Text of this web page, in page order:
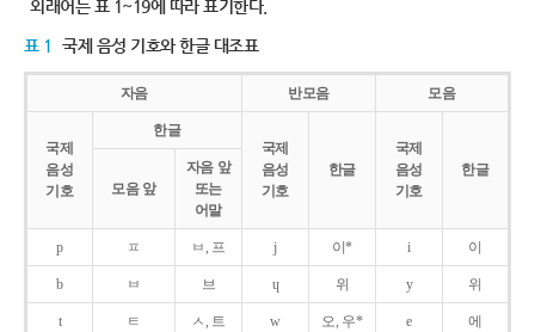
외래어는 표 1~19에 따라 표기한다.
표 1 국제 음성 기호와 한글 대조표
자음 반모음 모음
국제
음성
기호
한글
국제
음성
기호
한글
국제
음성
기호
한글
모음 앞
자음 앞
또는
어말
p ㅍ ㅂ, 프 j 이* i 이
b ㅂ 브 ɥ 위 y 위
t ㅌ ㅅ, 트 w 오, 우* e 에